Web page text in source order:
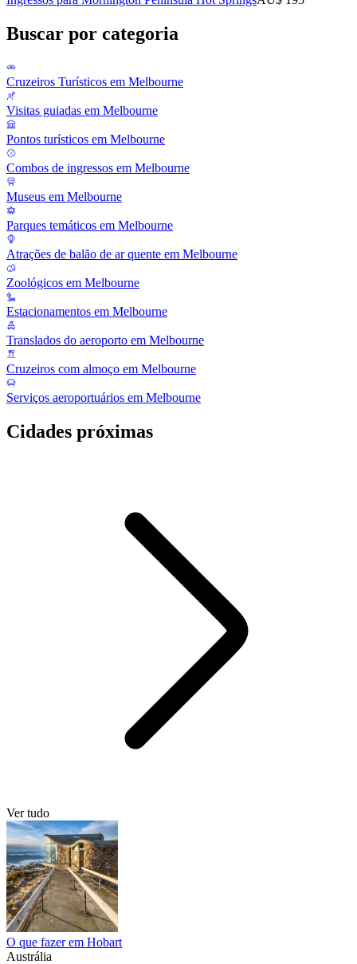
Buscar por categoria
Cruzeiros Turísticos em Melbourne
Visitas guiadas em Melbourne
Pontos turísticos em Melbourne
Combos de ingressos em Melbourne
Museus em Melbourne
Parques temáticos em Melbourne
Atrações de balão de ar quente em Melbourne
Zoológicos em Melbourne
Estacionamentos em Melbourne
Translados do aeroporto em Melbourne
Cruzeiros com almoço em Melbourne
Serviços aeroportuários em Melbourne
Cidades próximas
Ver tudo
O que fazer em Hobart
Austrália